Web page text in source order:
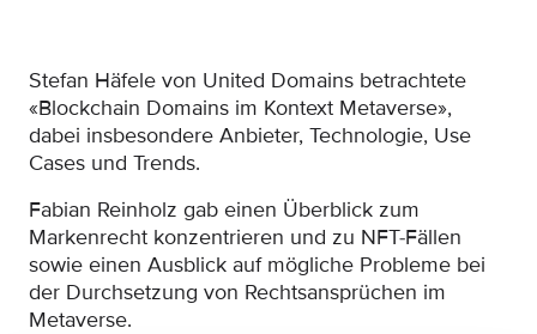
Stefan Häfele von United Domains betrachtete
«Blockchain Domains im Kontext Metaverse»,
dabei insbesondere Anbieter, Technologie, Use
Cases und Trends.
Fabian Reinholz gab einen Überblick zum
Markenrecht konzentrieren und zu NFT-Fällen
sowie einen Ausblick auf mögliche Probleme bei
der Durchsetzung von Rechtsansprüchen im
Metaverse.